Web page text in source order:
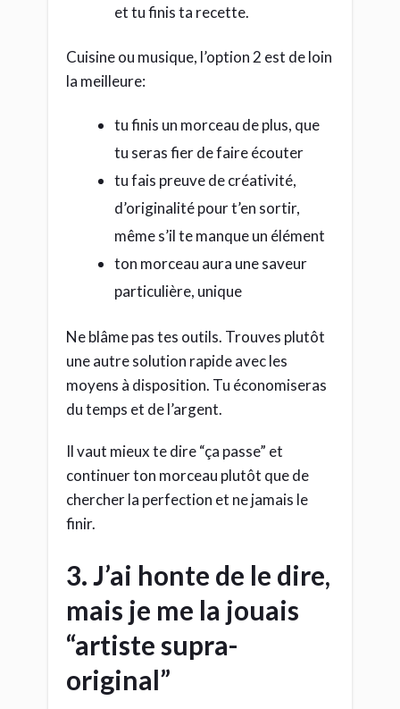
et tu finis ta recette.
Cuisine ou musique, l’option 2 est de loin
la meilleure:
tu finis un morceau de plus, que
tu seras fier de faire écouter
tu fais preuve de créativité,
d’originalité pour t’en sortir,
même s’il te manque un élément
ton morceau aura une saveur
particulière, unique
Ne blâme pas tes outils. Trouves plutôt
une autre solution rapide avec les
moyens à disposition. Tu économiseras
du temps et de l’argent.
Il vaut mieux te dire “ça passe” et
continuer ton morceau plutôt que de
chercher la perfection et ne jamais le
finir.
3. J’ai honte de le dire,
mais je me la jouais
“artiste supra-
original”